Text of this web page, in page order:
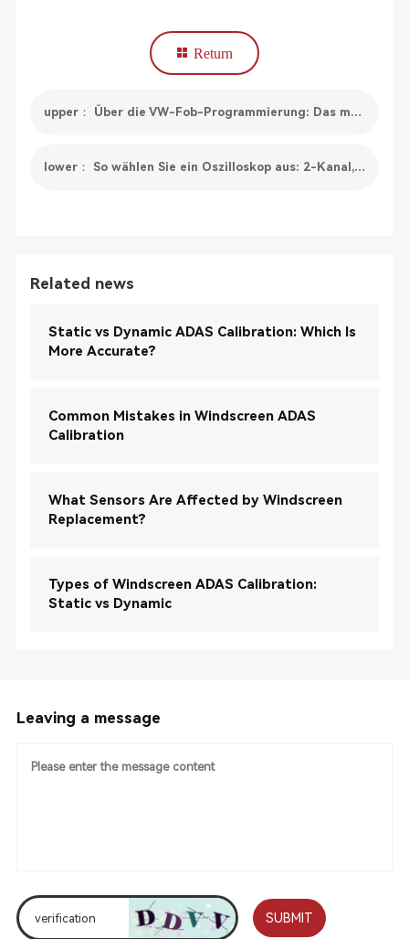
Return
upper： Über die VW-Fob-Programmierung: Das müssen Sie wissen
lower： So wählen Sie ein Oszilloskop aus: 2-Kanal, 4-Kanal oder 8-Kanal
Related news
Static vs Dynamic ADAS Calibration: Which Is
More Accurate?
Common Mistakes in Windscreen ADAS
Calibration
What Sensors Are Affected by Windscreen
Replacement?
Types of Windscreen ADAS Calibration:
Static vs Dynamic
Leaving a message
SUBMIT